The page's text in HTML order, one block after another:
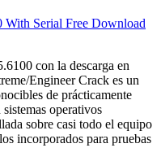
con la descarga en
Engineer Crack es un
de prácticamente
operativos
sobre casi todo el equipo
incorporados para pruebas